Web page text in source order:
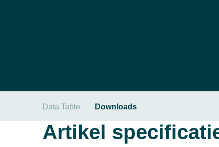
Data Table Downloads
Artikel